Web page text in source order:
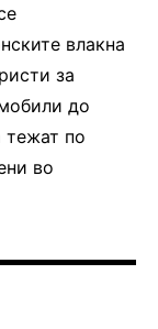
влакна
за
до
тежат по
во